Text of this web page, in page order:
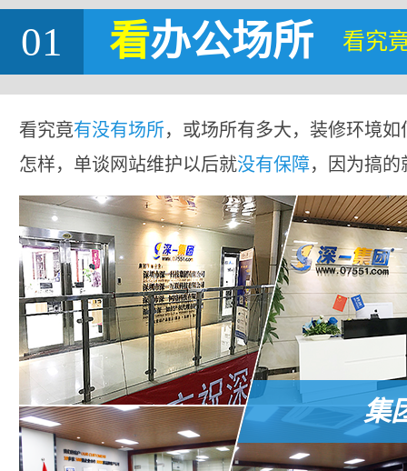
01 看办公场所 看究
看究竟有没有场所，或场所有多大，装修环境
怎样，单谈网站维护以后就没有保障，因为搞
集